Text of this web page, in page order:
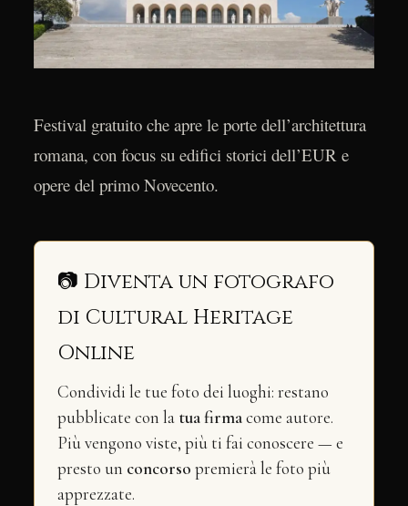
Festival gratuito che apre le porte dell’architettura
romana, con focus su edifici storici dell’EUR e
opere del primo Novecento.
📷 Diventa un fotografo
di Cultural Heritage
Online
Condividi le tue foto dei luoghi: restano
pubblicate con la tua firmacome autore.
Più vengono viste, più ti fai conoscere — e
presto un concorso premierà le foto più
apprezzate.